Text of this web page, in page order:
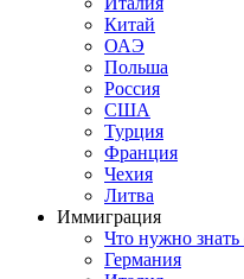
Китай
ОАЭ
Польша
Россия
США
Турция
Франция
Чехия
Литва
Иммиграция
Что нужно
Германия